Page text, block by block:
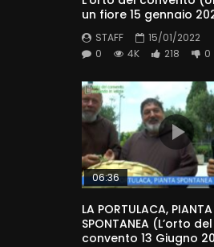
un fiore 15 gennaio
STAFF
15/01/2022
0
4K 218 0
06:36
LA PORTULACA, PIANTA
SPONTANEA (L’orto del
convento 13 Giugno